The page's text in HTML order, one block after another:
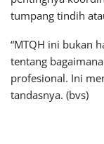
tumpang tindih
“MTQH ini bukan
tentang
profesional. Ini
tandasnya. (bvs)